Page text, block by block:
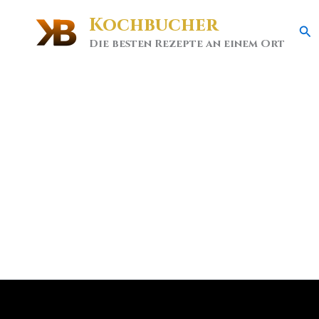
Kochbucher
Die besten Rezepte an einem Ort